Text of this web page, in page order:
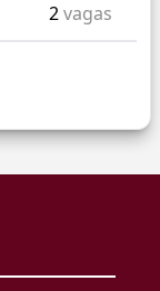
2vagas